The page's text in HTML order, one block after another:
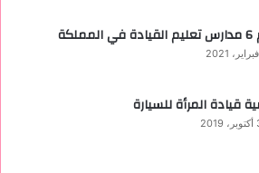
قيادة المرأة للسيارة